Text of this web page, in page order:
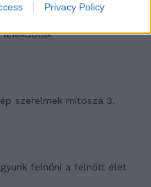
Privacy Policy
anekdoták
szerelmek mítosza 3.
felnőni a felnőtt élet